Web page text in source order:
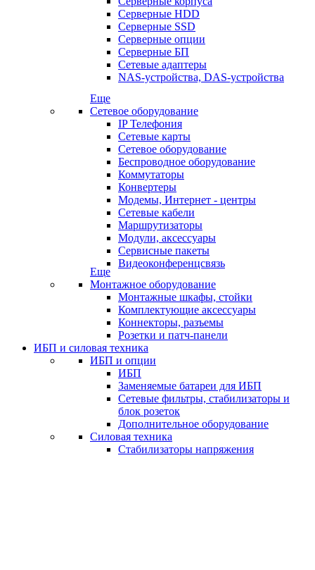
Серверные HDD
Серверные SSD
Серверные опции
Серверные БП
Сетевые адаптеры
NAS-устройства, DAS-устройства
Еще
Сетевое оборудование
IP Телефония
Сетевые карты
Сетевое оборудование
Беспроводное оборудование
Коммутаторы
Конвертеры
Модемы, Интернет - центры
Сетевые кабели
Маршрутизаторы
Модули, аксессуары
Сервисные пакеты
Видеоконференцсвязь
Еще
Монтажное оборудование
Монтажные шкафы, стойки
Комплектующие аксессуары
Коннекторы, разъемы
Розетки и патч-панели
ИБП и силовая техника
ИБП и опции
ИБП
Заменяемые батареи для ИБП
Сетевые фильтры, стабилизаторы и
блок розеток
Дополнительное оборудование
Силовая техника
Стабилизаторы напряжения